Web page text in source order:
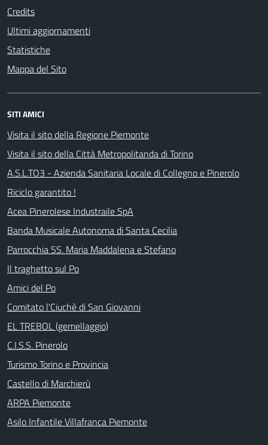
Credits
Ultimi aggiornamenti
Statistiche
Mappa del Sito
SITI AMICI
Visita il sito della Regione Piemonte
Visita il sito della Città Metropolitanda di Torino
A.S.L.TO3 - Azienda Sanitaria Locale di Collegno e Pinerolo
Riciclo garantito !
Acea Pinerolese Industraile SpA
Banda Musicale Autonoma di Santa Cecilia
Parrocchia SS. Maria Maddalena e Stefano
Il traghetto sul Po
Amici del Po
Comitato l'Ciuchè di San Giovanni
EL TREBOL (gemellaggio)
C.I.S.S. Pinerolo
Turismo Torino e Provincia
Castello di Marchierù
ARPA Piemonte
Asilo Infantile Villafranca Piemonte